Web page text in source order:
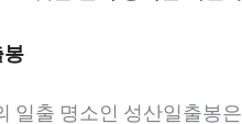
봉
일출 명소인 성산일출봉